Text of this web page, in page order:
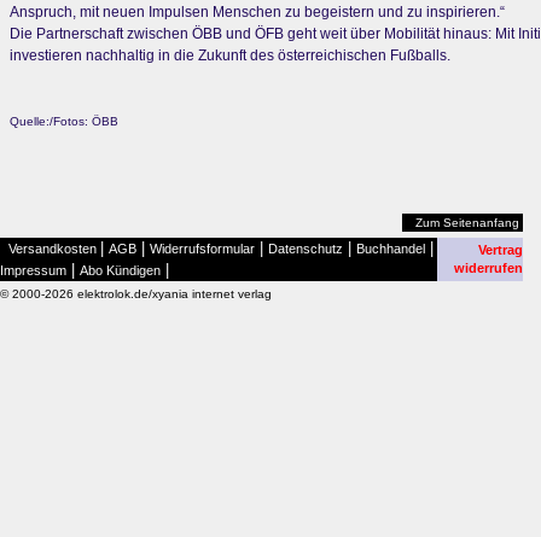
Anspruch, mit neuen Impulsen Menschen zu begeistern und zu inspirieren.“
Die Partnerschaft zwischen ÖBB und ÖFB geht weit über Mobilität hinaus: Mit
investieren nachhaltig in die Zukunft des österreichischen Fußballs.
Quelle:/Fotos: ÖBB
Zum Seitenanfang
Versandkosten AGB Widerrufsformular Datenschutz Buchhandel
Impressum Abo Kündigen
Vertrag
widerrufen
© 2000-2026 elektrolok.de/xyania internet verlag